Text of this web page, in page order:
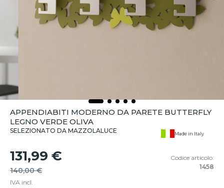
APPENDIABITI MODERNO DA PARETE BUTTERFLY
LEGNO VERDE OLIVA
SELEZIONATO DA MAZZOLALUCE Made in Italy
131,99 €
140,00 €
IVA incl.
Codice articolo:
1458